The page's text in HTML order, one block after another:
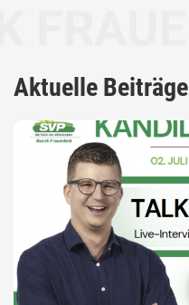
Aktuelle Beiträge